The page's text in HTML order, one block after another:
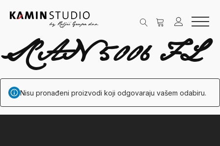
SCAN 5006 FL
Nisu pronađeni proizvodi koji odgovaraju vašem odabiru.